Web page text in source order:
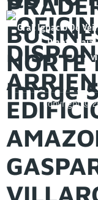
Gral. Ignacio De
Planta Baja
Copyright ©